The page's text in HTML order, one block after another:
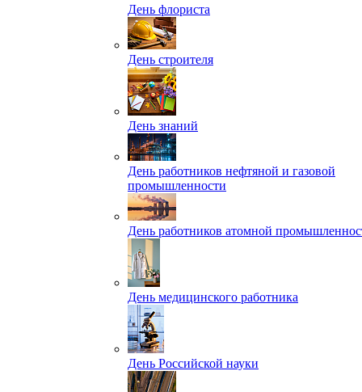
День флориста
День строителя
День знаний
День работников нефтяной и газовой
промышленности
День работников атомной
День медицинского работника
День Российской науки